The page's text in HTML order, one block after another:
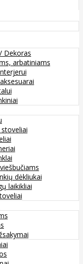
Dekoras
arbatiniams
dėkliukai
laikikliai